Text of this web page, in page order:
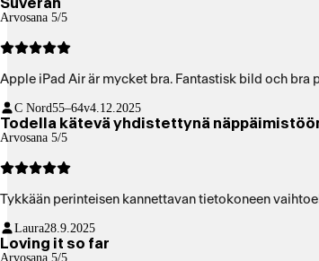
Arvosana 5/5
Apple iPad Air är mycket bra. Fantastisk bild och bra
C Nord55–64v4.12.2025
Todella kätevä yhdistettynä
Arvosana 5/5
Tykkään perinteisen kannettavan tietokoneen
Laura28.9.2025
Loving it so far
Arvosana 5/5